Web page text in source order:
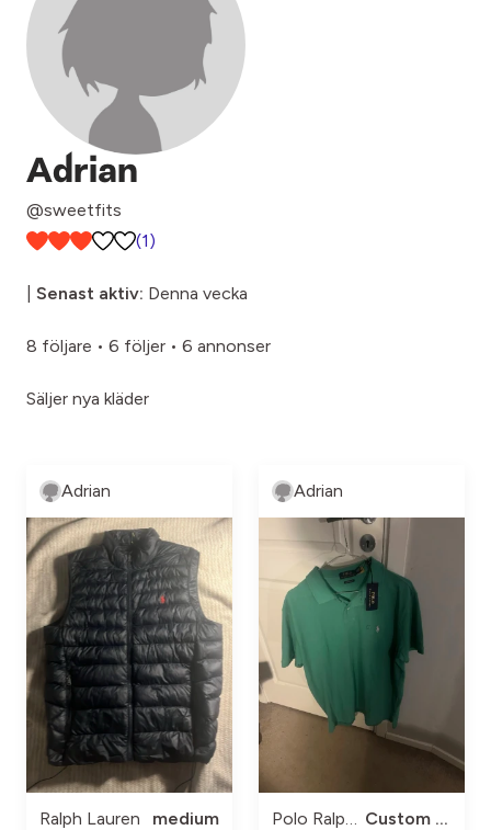
Adrian
@sweetfits
(1)
Senast aktiv: Denna vecka
8 följare • 6 följer • 6 annonser
Säljer nya kläder
Adrian
Ralph Lauren
medium
Adrian
Custom Slim Fit